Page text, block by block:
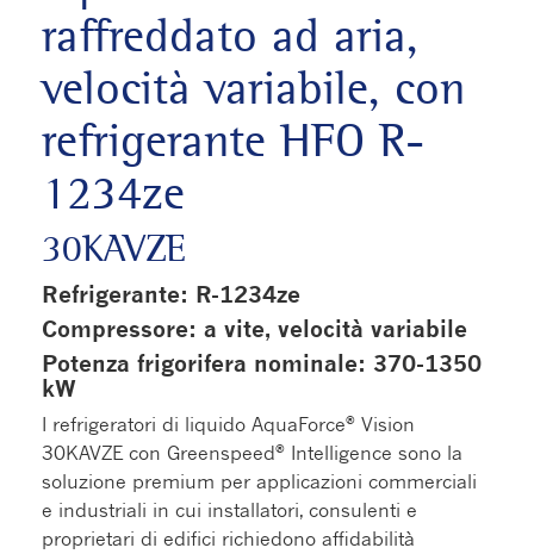
raffreddato ad aria,
velocità variabile, con
refrigerante HFO R-
1234ze
30KAVZE
Refrigerante: R-1234ze
Compressore: a vite, velocità variabile
Potenza frigorifera nominale: 370-1350
kW
I refrigeratori di liquido AquaForce® Vision
30KAVZE con Greenspeed® Intelligence sono la
soluzione premium per applicazioni commerciali
e industriali in cui installatori, consulenti e
proprietari di edifici richiedono affidabilità